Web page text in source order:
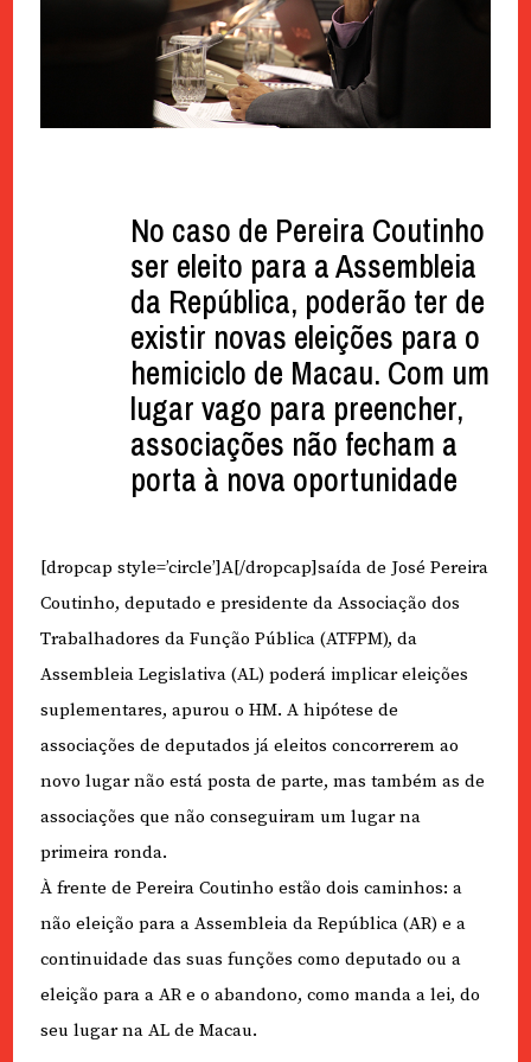
No caso de Pereira Coutinho
ser eleito para a Assembleia
da República, poderão ter de
existir novas eleições para o
hemiciclo de Macau. Com um
lugar vago para preencher,
associações não fecham a
porta à nova oportunidade
[dropcap style=’circle’]A[/dropcap]saída de José Pereira
Coutinho, deputado e presidente da Associação dos
Trabalhadores da Função Pública (ATFPM), da
Assembleia Legislativa (AL) poderá implicar eleições
suplementares, apurou o HM. A hipótese de
associações de deputados já eleitos concorrerem ao
novo lugar não está posta de parte, mas também as de
associações que não conseguiram um lugar na
primeira ronda.
À frente de Pereira Coutinho estão dois caminhos: a
não eleição para a Assembleia da República (AR) e a
continuidade das suas funções como deputado ou a
eleição para a AR e o abandono, como manda a lei, do
seu lugar na AL de Macau.